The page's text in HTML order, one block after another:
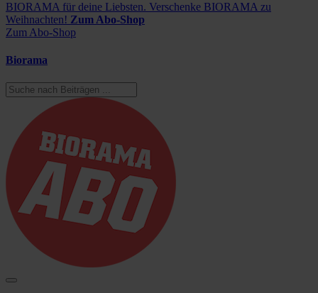
BIORAMA für deine Liebsten. Verschenke BIORAMA zu
Weihnachten! Zum Abo-Shop
Zum Abo-Shop
Biorama